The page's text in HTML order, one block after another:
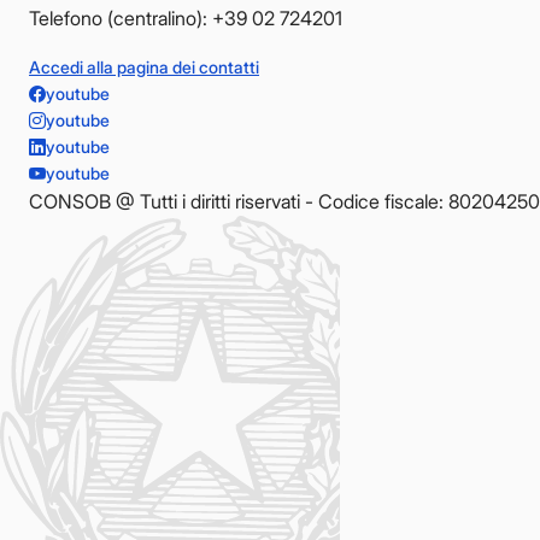
Telefono (centralino): +39 02 724201
Accedi alla pagina dei contatti
youtube
youtube
youtube
youtube
CONSOB @ Tutti i diritti riservati - Codice fiscale: